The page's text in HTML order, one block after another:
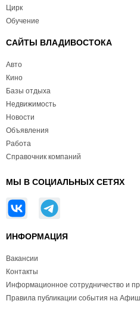
Цирк
Обучение
САЙТЫ ВЛАДИВОСТОКА
Авто
Кино
Базы отдыха
Недвижимость
Новости
Объявления
Работа
Справочник компаний
МЫ В СОЦИАЛЬНЫХ СЕТЯХ
ИНФОРМАЦИЯ
Вакансии
Контакты
Информационное сотрудничество и
Правила публикации события на